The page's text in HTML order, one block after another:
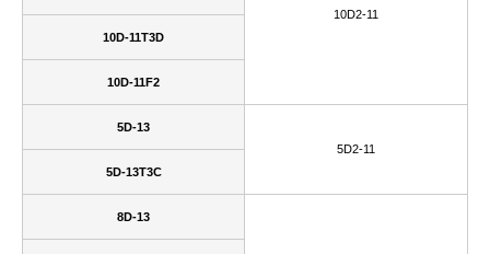
10D2-11
10D-11T3D
10D-11F2
5D-13
5D2-11
5D-13T3C
8D-13